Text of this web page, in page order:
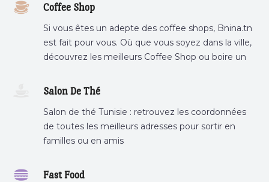
Coffee Shop
Si vous êtes un adepte des coffee shops, Bnina.tn
est fait pour vous. Où que vous soyez dans la ville,
découvrez les meilleurs Coffee Shop ou boire un
Salon De Thé
Salon de thé Tunisie : retrouvez les coordonnées
de toutes les meilleurs adresses pour sortir en
familles ou en amis
Fast Food